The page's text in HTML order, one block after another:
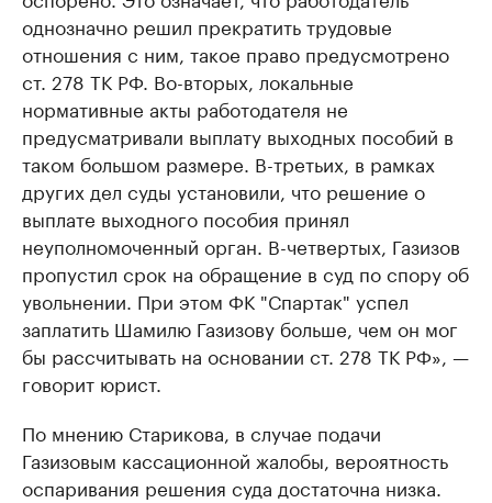
однозначно решил прекратить трудовые
отношения с ним, такое право предусмотрено
ст. 278 ТК РФ. Во-вторых, локальные
нормативные акты работодателя не
предусматривали выплату выходных пособий в
таком большом размере. В-третьих, в рамках
других дел суды установили, что решение о
выплате выходного пособия принял
неуполномоченный орган. В-четвертых, Газизов
пропустил срок на обращение в суд по спору об
увольнении. При этом ФК "Спартак" успел
заплатить Шамилю Газизову больше, чем он мог
бы рассчитывать на основании ст. 278 ТК РФ», —
говорит юрист.
По мнению Старикова, в случае подачи
Газизовым кассационной жалобы, вероятность
оспаривания решения суда достаточна низка.